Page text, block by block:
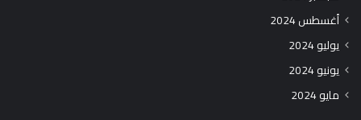
أغسطس 2024
يوليو 2024
يونيو 2024
مايو 2024